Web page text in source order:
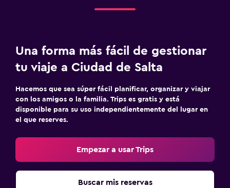
Estacionamiento y transporte
Estacionamiento
Traslado aeropuerto
Sala de estar/TV compartida
Una forma más fácil de gestionar
tu viaje a Ciudad de Salta
Hacemos que sea súper fácil planificar, organizar y viajar
con los amigos o la familia. Trips es gratis y está
disponible para su uso independientemente del lugar en
el que reserves.
Empezar a usar Trips
Buscar mis reservas